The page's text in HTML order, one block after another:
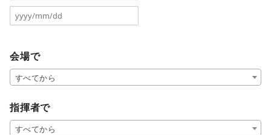
会場で
すべてから
指揮者で
すべてから